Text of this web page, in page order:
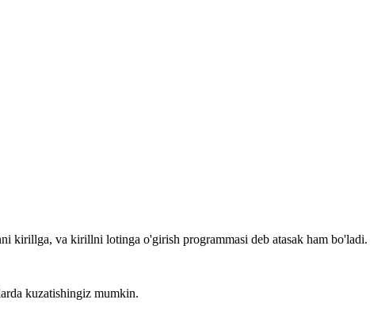
va kirillni lotinga o'girish programmasi deb atasak ham bo'ladi.
kuzatishingiz mumkin.